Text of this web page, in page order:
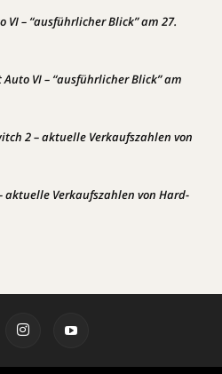
VI – “ausführlicher Blick” am 27.
VI – “ausführlicher Blick” am
2 – aktuelle Verkaufszahlen von
aktuelle Verkaufszahlen von Hard-